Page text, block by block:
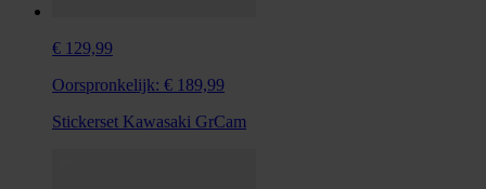
€ 129,99
Oorspronkelijk: € 189,99
Stickerset Kawasaki GrCam